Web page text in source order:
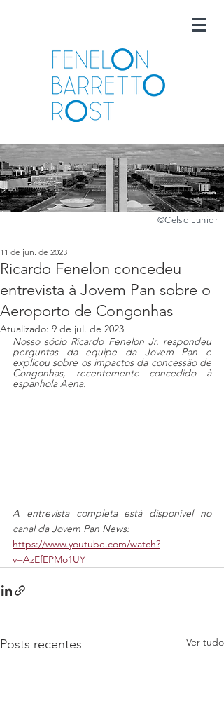
©️Celso Junior
Ricardo Fenelon concedeu
entrevista à Jovem Pan sobre o
Aeroporto de Congonhas
11 de jun. de 2023
Atualizado: 9 de jul. de 2023
Nosso sócio Ricardo Fenelon Jr. respondeu
perguntas da equipe da Jovem Pan e
explicou sobre os impactos da concessão de
Congonhas, recentemente concedido à
espanhola Aena.
A entrevista completa está disponível no
canal da Jovem Pan News:
https://www.youtube.com/watch?
v=AzEfEPMo1UY
Posts recentes Ver tudo